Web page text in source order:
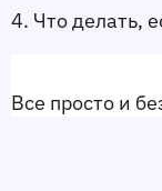
4. Что делать,
Все просто и